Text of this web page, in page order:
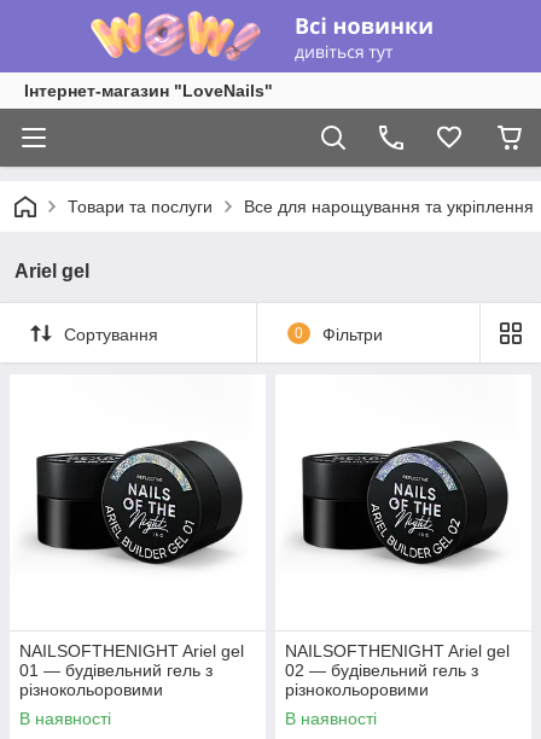
Інтернет-магазин "LoveNails"
Товари та послуги Все для нарощування та укріплення
Ariel gel
Сортування 0 Фільтри
NAILSOFTHENIGHT Ariel gel
01 — будівельний гель з
різнокольоровими
пластівцями юкі для нігтів, 15
гВ наявності
NAILSOFTHENIGHT Ariel gel
02 — будівельний гель з
різнокольоровими
пластівцями юкі для нігтів, 15
гВ наявності